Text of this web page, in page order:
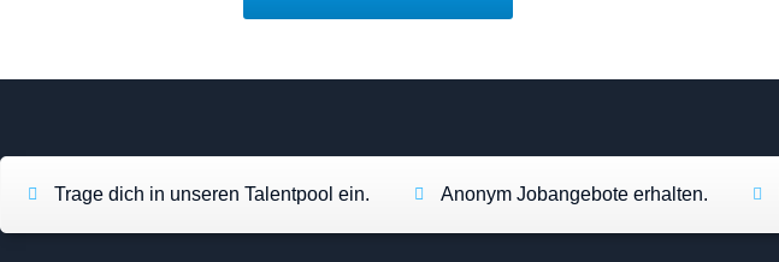
Trage dich in unseren Talentpool ein. Anonym Jobangebote erhalten.